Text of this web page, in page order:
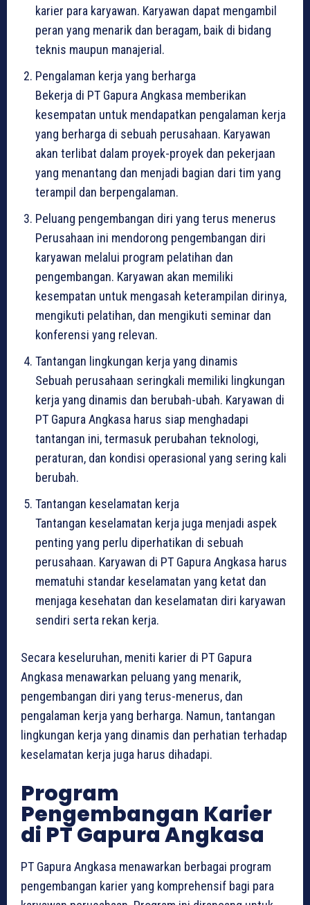
karier para karyawan. Karyawan dapat mengambil
peran yang menarik dan beragam, baik di bidang
teknis maupun manajerial.
Pengalaman kerja yang berharga
Bekerja di PT Gapura Angkasa memberikan
kesempatan untuk mendapatkan pengalaman kerja
yang berharga di sebuah perusahaan. Karyawan
akan terlibat dalam proyek-proyek dan pekerjaan
yang menantang dan menjadi bagian dari tim yang
terampil dan berpengalaman.
Peluang pengembangan diri yang terus menerus
Perusahaan ini mendorong pengembangan diri
karyawan melalui program pelatihan dan
pengembangan. Karyawan akan memiliki
kesempatan untuk mengasah keterampilan dirinya,
mengikuti pelatihan, dan mengikuti seminar dan
konferensi yang relevan.
Tantangan lingkungan kerja yang dinamis
Sebuah perusahaan seringkali memiliki lingkungan
kerja yang dinamis dan berubah-ubah. Karyawan di
PT Gapura Angkasa harus siap menghadapi
tantangan ini, termasuk perubahan teknologi,
peraturan, dan kondisi operasional yang sering kali
berubah.
Tantangan keselamatan kerja
Tantangan keselamatan kerja juga menjadi aspek
penting yang perlu diperhatikan di sebuah
perusahaan. Karyawan di PT Gapura Angkasa harus
mematuhi standar keselamatan yang ketat dan
menjaga kesehatan dan keselamatan diri karyawan
sendiri serta rekan kerja.
Secara keseluruhan, meniti karier di PT Gapura
Angkasa menawarkan peluang yang menarik,
pengembangan diri yang terus-menerus, dan
pengalaman kerja yang berharga. Namun, tantangan
lingkungan kerja yang dinamis dan perhatian terhadap
keselamatan kerja juga harus dihadapi.
Program
Pengembangan Karier
di PT Gapura Angkasa
PT Gapura Angkasa menawarkan berbagai program
pengembangan karier yang komprehensif bagi para